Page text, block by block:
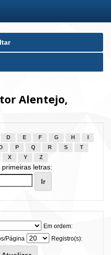
Alentejo,
D E F G H
P Q R S
T
X Y Z
letras:
Em ordem:
Página
Registro(s):